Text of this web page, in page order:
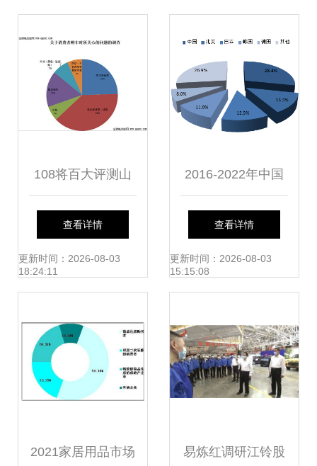
度解析
108将百大评测山
东站 市场调研与消
费者需求分析
查看详情
更新时间：2026-08-03
18:24:11
2016-2022年中国
机器人行业深度调
研及市场前景预测
查看详情
更新时间：2026-08-03
15:15:08
2021家居用品市场 易炼红调研江铃股